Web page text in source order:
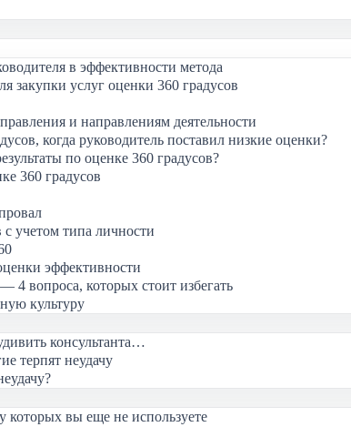
в эффективности метода
закупки услуг оценки 360 градусов
и направлениям деятельности
когда руководитель поставил низкие оценки?
по оценке 360 градусов?
360 градусов
с учетом типа личности
эффективности
4 вопроса, которых стоит избегать
культуру
консультанта…
терпят неудачу
которых вы еще не используете